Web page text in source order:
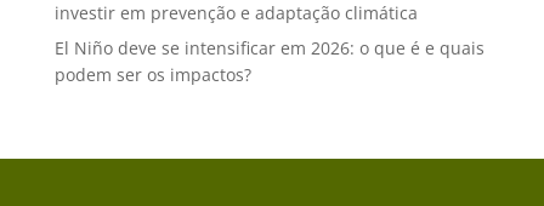
investir em prevenção e adaptação climática
El Niño deve se intensificar em 2026: o que é e quais
podem ser os impactos?